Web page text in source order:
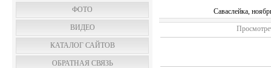
ФОТО
ВИДЕО
КАТАЛОГ САЙТОВ
ОБРАТНАЯ СВЯЗЬ
Саваслейка,